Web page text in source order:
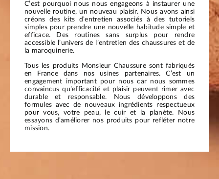
C’est pourquoi nous nous engageons à instaurer une
nouvelle routine, un nouveau plaisir. Nous avons ainsi
créons des kits d’entretien associés à des tutoriels
simples pour prendre une nouvelle habitude simple et
efficace. Des routines sans surplus pour rendre
accessible l’univers de l’entretien des chaussures et de
la maroquinerie.
Tous les produits Monsieur Chaussure sont fabriqués
en France dans nos usines partenaires. C’est un
engagement important pour nous car nous sommes
convaincus qu’efficacité et plaisir peuvent rimer avec
durable et responsable. Nous développons des
formules avec de nouveaux ingrédients respectueux
pour vous, votre peau, le cuir et la planète. Nous
essayons d’améliorer nos produits pour refléter notre
mission.